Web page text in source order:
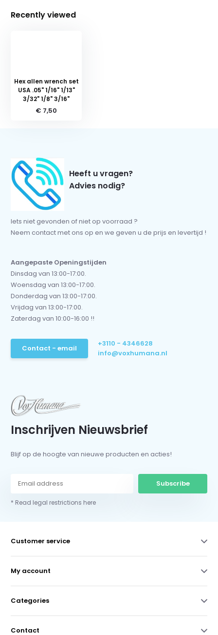
Recently viewed
Hex allen wrench set
USA .05" 1/16" 1/13"
3/32" 1/8" 3/16"
€ 7,50
Heeft u vragen?
Advies nodig?
Iets niet gevonden of niet op voorraad ?
Neem contact met ons op en we geven u de prijs en levertijd !
Aangepaste Openingstijden
Dinsdag van 13:00-17:00.
Woensdag van 13:00-17:00.
Donderdag van 13:00-17:00.
Vrijdag van 13:00-17:00.
Zaterdag van 10:00-16:00 !!
Contact - email
+3110 - 4346628
info@voxhumana.nl
Inschrijven Nieuwsbrief
Blijf op de hoogte van nieuwe producten en acties!
Subscribe
* Read legal restrictions here
Customer service
My account
Categories
Contact